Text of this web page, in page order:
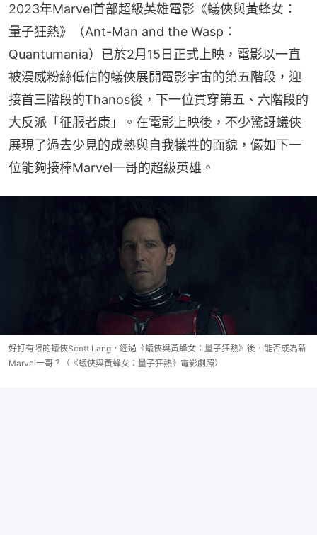
2023年Marvel首部超級英雄電影《蟻俠與黃蜂女：
量子狂熱》（Ant-Man and the Wasp：
Quantumania）已於2月15日正式上映，電影以一直
被漫威粉絲低估的蟻俠展開電影宇宙的第五階段，迎
接首三階段的Thanos後，下一位貫穿第五、六階段的
大反派「征服者康」。在電影上映後，不少驚訝蟻俠
展現了過去少見的成熟與自我犠牲的面貌，儼如下一
位能夠接棒Marvel一哥的超級英雄。
好打有限的蟻俠Scott Lang，經過《蟻俠與黃蜂女：量子狂熱》後，能否成為新
Marvel一哥？（《蟻俠與黃蜂女：量子狂熱》電影劇照）